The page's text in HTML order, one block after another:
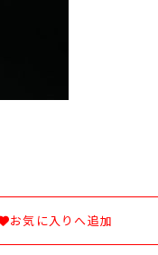
お気に入りへ追加